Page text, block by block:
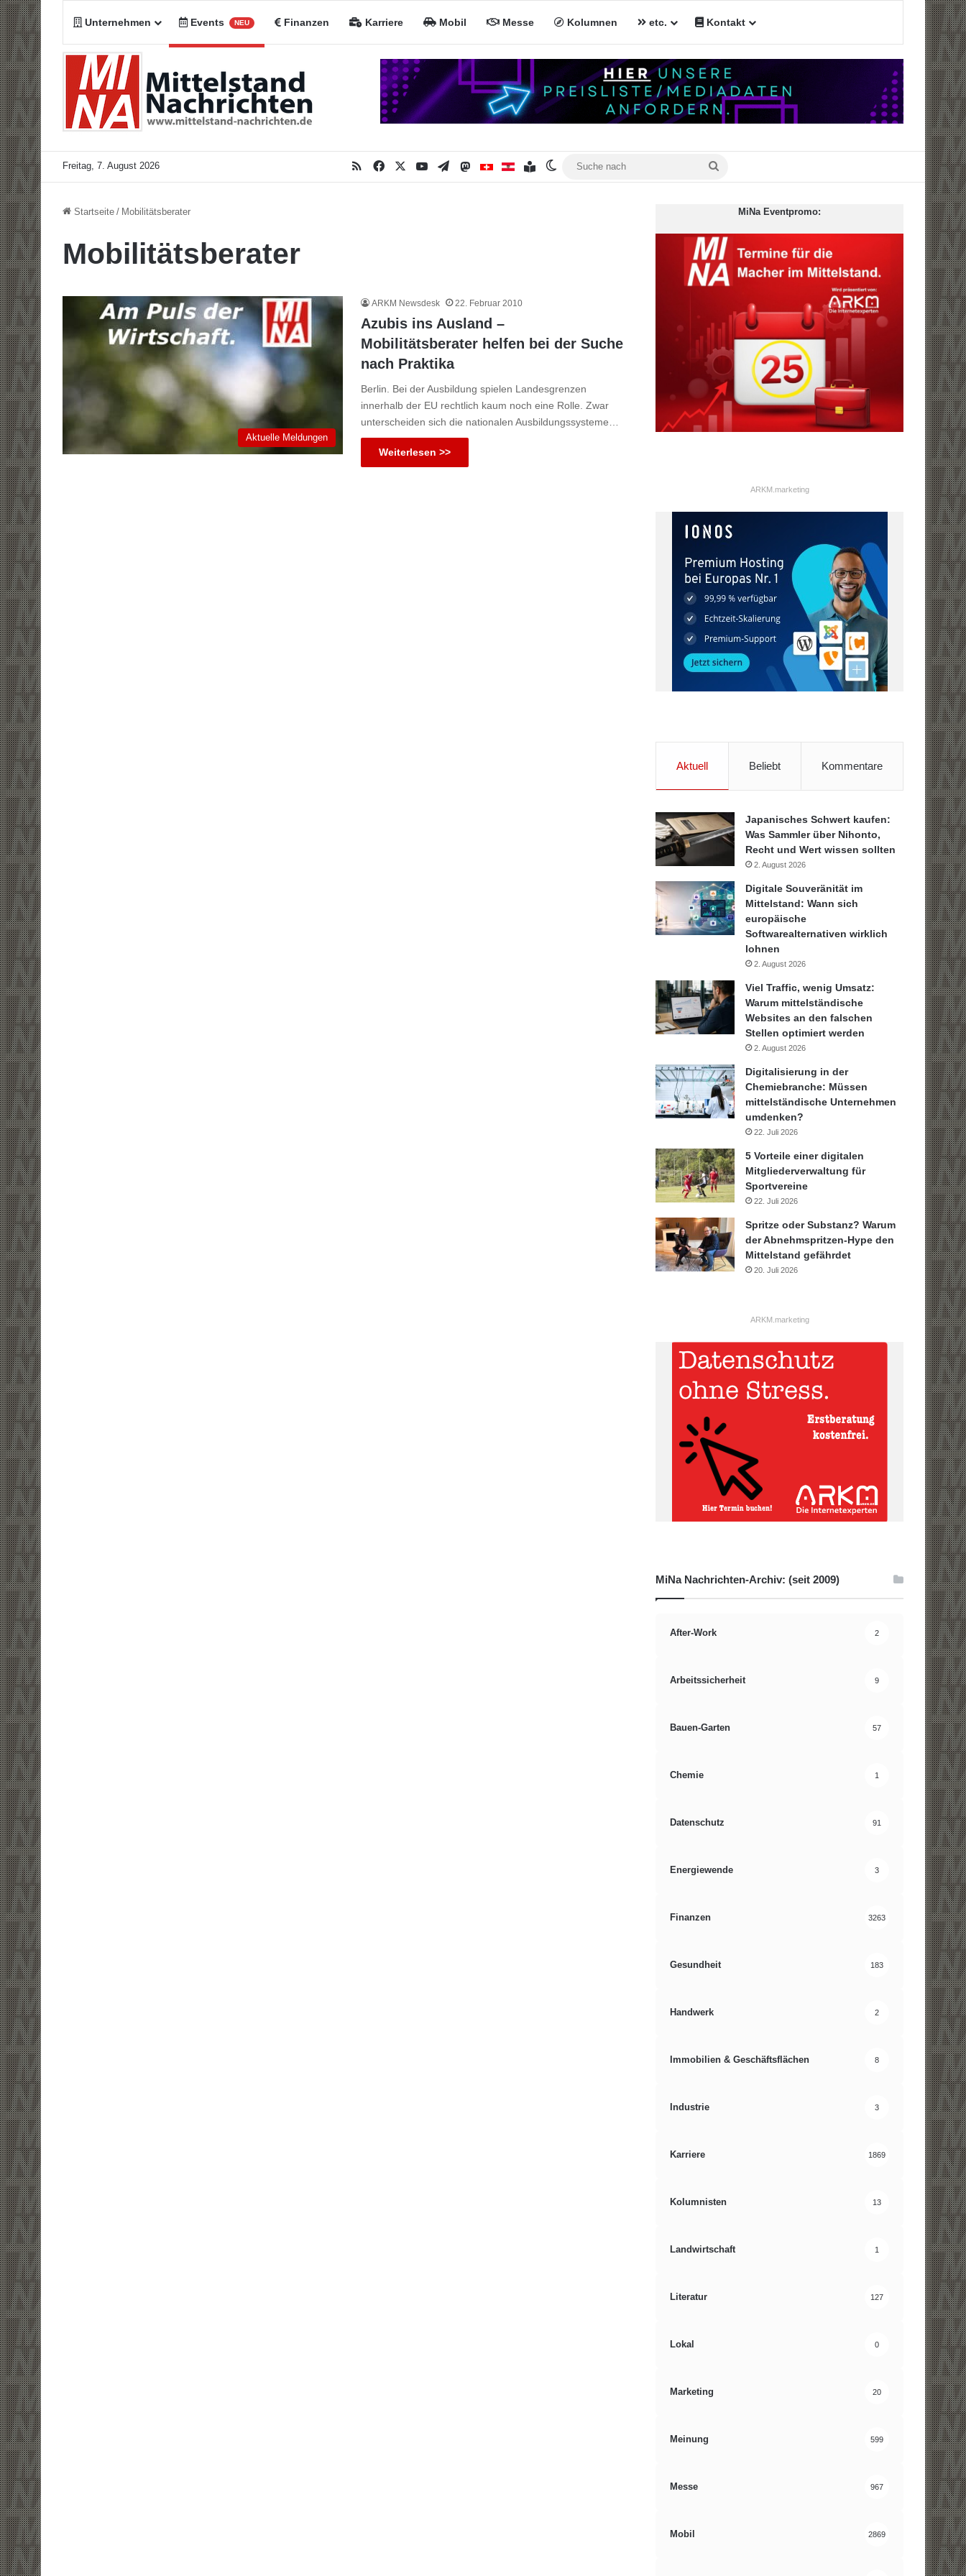
Unternehmen Events NEU Finanzen Karriere Mobil Messe Kolumnen etc. Kontakt
Freitag, 7. August 2026 RSSFacebookYouTubeTelegramMastodonMiNa CHMiNa AT
Inhaltsverzeichnis
Skin umschalten
Startseite / Mobilitätsberater
Mobilitätsberater
Aktuelle Meldungen
ARKM Newsdesk 22. Februar 2010
Azubis ins Ausland –
Mobilitätsberater helfen bei der Suche
nach Praktika
Berlin. Bei der Ausbildung spielen Landesgrenzen
innerhalb der EU rechtlich kaum noch eine Rolle. Zwar
unterscheiden sich die nationalen Ausbildungssysteme…
Weiterlesen >>
MiNa Eventpromo:
ARKM.marketing
Aktuell Beliebt Kommentare
Japanisches Schwert kaufen:
Was Sammler über Nihonto,
Recht und Wert wissen sollten
2. August 2026
Digitale Souveränität im
Mittelstand: Wann sich
europäische
Softwarealternativen wirklich
lohnen
2. August 2026
Viel Traffic, wenig Umsatz:
Warum mittelständische
Websites an den falschen
Stellen optimiert werden
2. August 2026
Digitalisierung in der
Chemiebranche: Müssen
mittelständische Unternehmen
umdenken?
22. Juli 2026
5 Vorteile einer digitalen
Mitgliederverwaltung für
Sportvereine
22. Juli 2026
Spritze oder Substanz? Warum
der Abnehmspritzen-Hype den
Mittelstand gefährdet
20. Juli 2026
ARKM.marketing
MiNa Nachrichten-Archiv: (seit 2009)
After-Work 2
Arbeitssicherheit 9
Bauen-Garten 57
Chemie 1
Datenschutz 91
Energiewende 3
Finanzen 3263
Gesundheit 183
Handwerk 2
Immobilien & Geschäftsflächen 8
Industrie 3
Karriere 1869
Kolumnisten 13
Landwirtschaft 1
Literatur 127
Lokal 0
Marketing 20
Meinung 599
Messe 967
Mobil 2869